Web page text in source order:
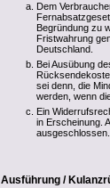
Dem
Begründung zu
Fristwahrung
Deutschland.
Bei Ausübung
sei denn, die
werden, wenn
Ein
in Erscheinung.
ausgeschlossen.
Ausführung /